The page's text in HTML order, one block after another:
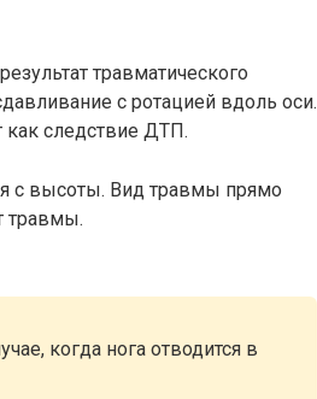
травматического
с ротацией вдоль оси.
как следствие ДТП.
с высоты. Вид травмы прямо
травмы.
когда нога отводится в